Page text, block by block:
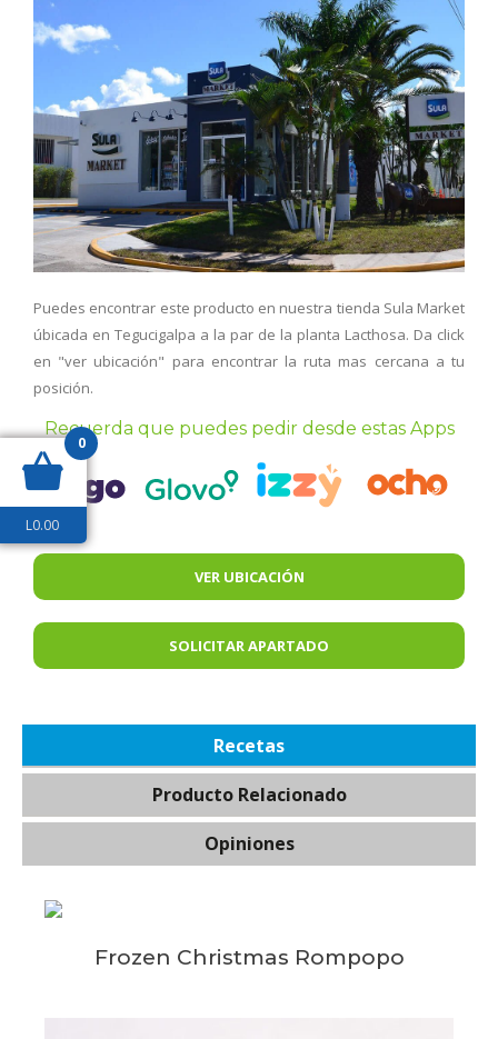
Puedes encontrar este producto en nuestra tienda Sula Market
úbicada en Tegucigalpa a la par de la planta Lacthosa. Da click
en "ver ubicación" para encontrar la ruta mas cercana a tu
posición.
Recuerda que puedes pedir desde estas Apps
VER UBICACIÓN
SOLICITAR APARTADO
Recetas
Producto Relacionado
Opiniones
Frozen Christmas Rompopo
0
L0.00